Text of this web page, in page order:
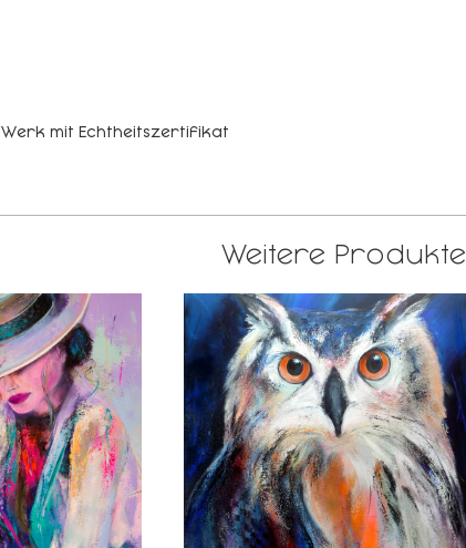
Werk mit Echtheitszertifikat
Weitere Produkte